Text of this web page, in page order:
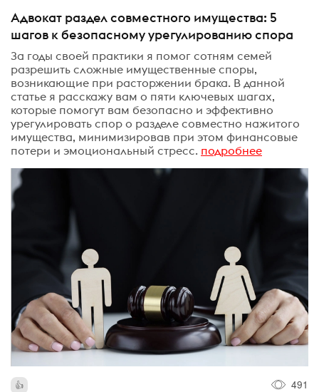
Адвокат раздел совместного имущества: 5
шагов к безопасному урегулированию спора
За годы своей практики я помог сотням семей
разрешить сложные имущественные споры,
возникающие при расторжении брака. В данной
статье я расскажу вам о пяти ключевых шагах,
которые помогут вам безопасно и эффективно
урегулировать спор о разделе совместно нажитого
имущества, минимизировав при этом финансовые
потери и эмоциональный стресс. подробнее
491